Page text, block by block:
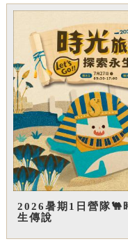
2026暑期1日營隊🐫
生傳說